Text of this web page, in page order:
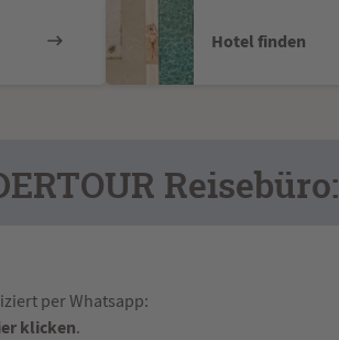
Hotel finden
Reisebüro:
per Whatsapp:
klicken.